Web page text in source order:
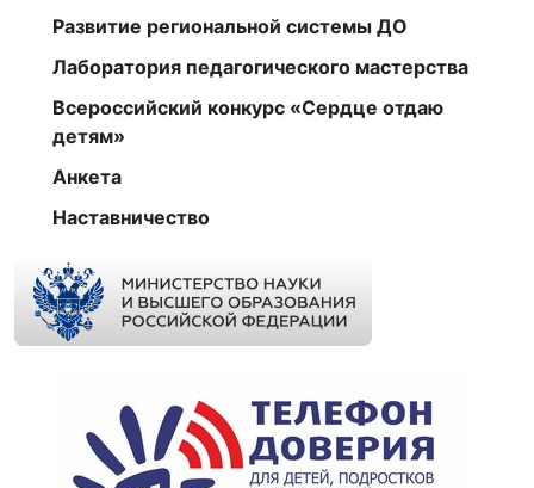
Развитие региональной системы ДО
Лаборатория педагогического мастерства
Всероссийский конкурс «Сердце отдаю
детям»
Анкета
Наставничество